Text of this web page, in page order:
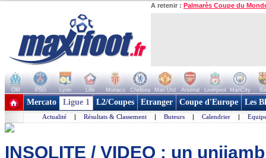
A retenir : Palmarès Coupe du
OM PSG Lyon Lille Monaco Chelsea Man Utd Arsenal Liverpool ManCity
+ de clubs
Mercato Ligue 1 L2/Coupes Etranger Coupe d'Europe Les
Actualité | Résultats & Classement | Buteurs | Calendrier |
INSOLITE / VIDEO : un